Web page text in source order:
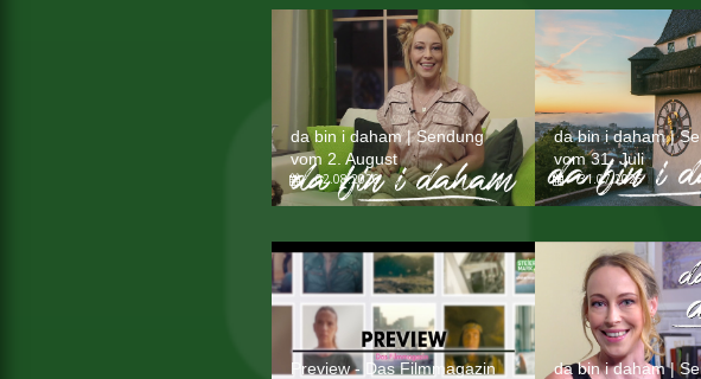
da bin i daham | Sendung
vom 2. August
02.08.2026
da bin i daham |
vom 31. Juli
31.07.2026
Preview - Das Filmmagazin
da bin i daham |